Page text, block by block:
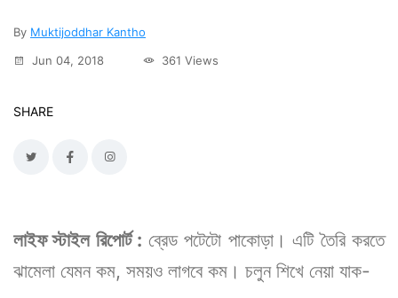
By Muktijoddhar Kantho
Jun 04, 2018
361 Views
SHARE
লাইফ স্টাইল রিপোর্ট : ব্রেড পটেটো পাকোড়া। এটি তৈরি করতে
ঝামেলা যেমন কম, সময়ও লাগবে কম। চলুন শিখে নেয়া যাক-